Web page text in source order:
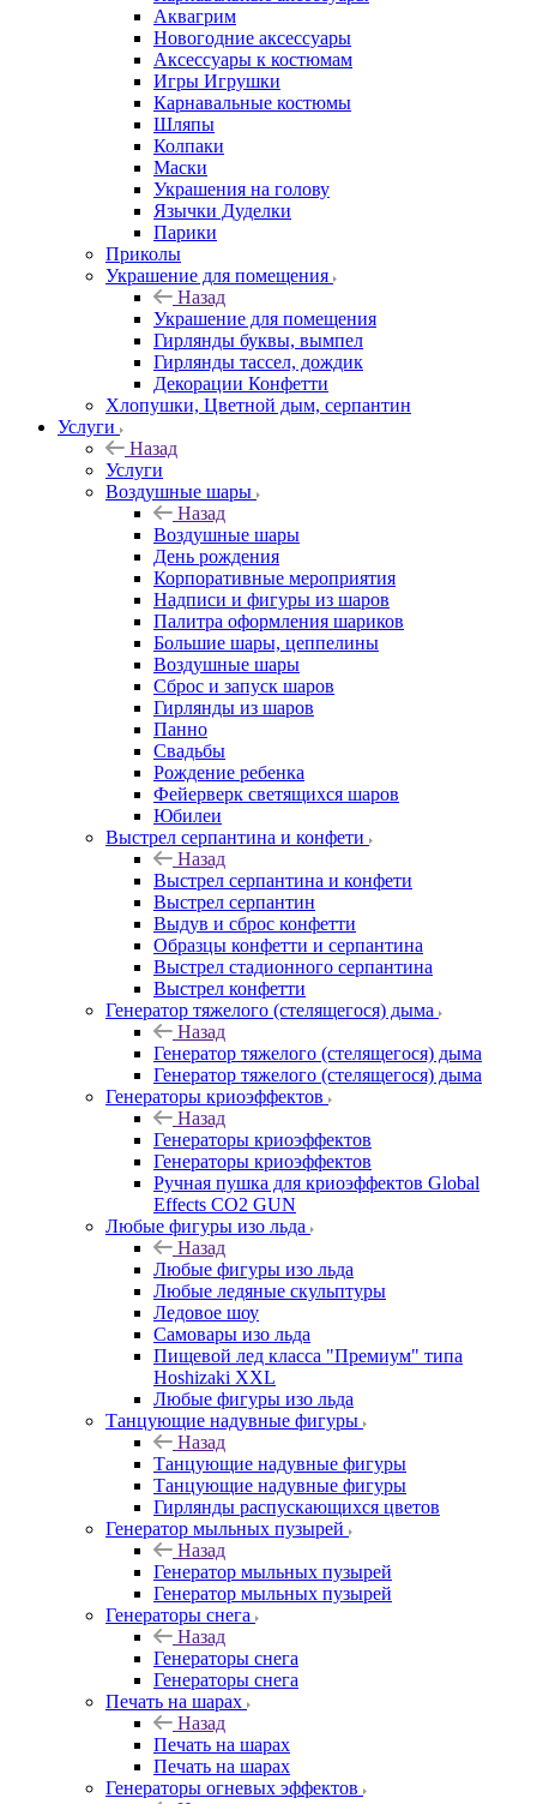
Аквагрим
Новогодние аксессуары
Аксессуары к костюмам
Игры Игрушки
Карнавальные костюмы
Шляпы
Колпаки
Маски
Украшения на голову
Язычки Дуделки
Парики
Приколы
Украшение для помещения
Назад
Украшение для помещения
Гирлянды буквы, вымпел
Гирлянды тассел, дождик
Декорации Конфетти
Хлопушки, Цветной дым, серпантин
Услуги
Назад
Услуги
Воздушные шары
Назад
Воздушные шары
День рождения
Корпоративные мероприятия
Надписи и фигуры из шаров
Палитра оформления шариков
Большие шары, цеппелины
Воздушные шары
Сброс и запуск шаров
Гирлянды из шаров
Панно
Свадьбы
Рождение ребенка
Фейерверк светящихся шаров
Юбилеи
Выстрел серпантина и конфети
Назад
Выстрел серпантина и конфети
Выстрел серпантин
Выдув и сброс конфетти
Образцы конфетти и серпантина
Выстрел стадионного серпантина
Выстрел конфетти
Генератор тяжелого (стелящегося) дыма
Назад
Генератор тяжелого (стелящегося) дыма
Генератор тяжелого (стелящегося) дыма
Генераторы криоэффектов
Назад
Генераторы криоэффектов
Генераторы криоэффектов
Ручная пушка для криоэффектов Global
Effects CO2 GUN
Любые фигуры изо льда
Назад
Любые фигуры изо льда
Любые ледяные скульптуры
Ледовое шоу
Самовары изо льда
Пищевой лед класса "Премиум" типа
Hoshizaki XXL
Любые фигуры изо льда
Танцующие надувные фигуры
Назад
Танцующие надувные фигуры
Танцующие надувные фигуры
Гирлянды распускающихся цветов
Генератор мыльных пузырей
Назад
Генератор мыльных пузырей
Генератор мыльных пузырей
Генераторы снега
Назад
Генераторы снега
Генераторы снега
Печать на шарах
Назад
Печать на шарах
Печать на шарах
Генераторы огневых эффектов